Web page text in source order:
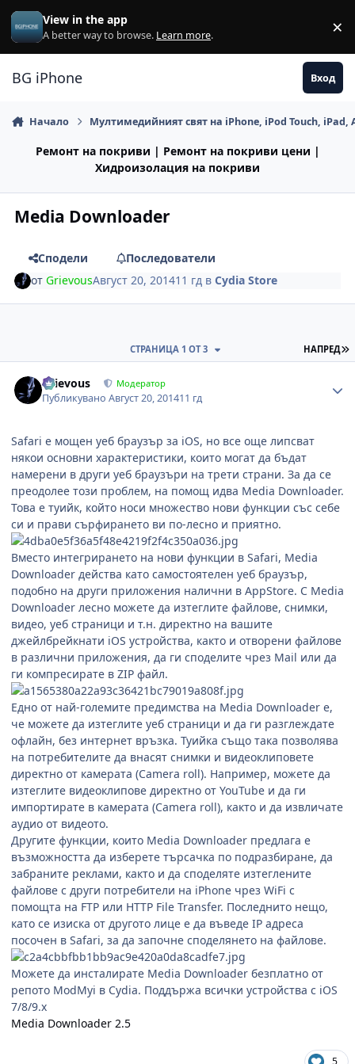
Премини към съдържанието
View in the app
A better way to browse. Learn more. ×
BG iPhone Вход
Начало Мултимедийният свят на iPhone, iPod Touch, iPad,
Ремонт на покриви | Ремонт на покриви цени |
Хидроизолация на покриви
Media Downloader
Сподели
Последователи
отGrievousАвгуст 20, 201411 гд вCydia Store
НАПРЕД
СТРАНИЦА 1 ОТ 3
Grievous Модератор
ПубликуваноАвгуст 20, 201411 гд
Safari е мощен уеб браузър за iOS, но все още липсват
някои основни характеристики, които могат да бъдат
намерени в други уеб браузъри на трети страни. За да се
преодолее този проблем, на помощ идва Media Downloader.
Това е туийк, който носи множество нови функции със себе
си и прави сърфирането ви по-лесно и приятно.
Вместо интегрирането на нови функции в Safari, Media
Downloader действа като самостоятелен уеб браузър,
подобно на други приложения налични в AppStore. С Media
Downloader лесно можете да изтеглите файлове, снимки,
видео, уеб страници и т.н. директно на вашите
джейлбрейкнати iOS устройства, както и отворени файлове
в различни приложения, да ги споделите чрез Mail или да
ги компресирате в ZIP файл.
Едно от най-големите предимства на Media Downloader е,
че можете да изтеглите уеб страници и да ги разглеждате
офлайн, без интернет връзка. Туийка също така позволява
на потребителите да внасят снимки и видеоклиповете
директно от камерата (Camera roll). Например, можете да
изтеглите видеоклипове директно от YouTube и да ги
импортирате в камерата (Camera roll), както и да извличате
аудио от видеото.
Другите функции, които Media Downloader предлага е
възможността да изберете търсачка по подразбиране, да
забраните реклами, както и да споделяте изтеглените
файлове с други потребители на iPhone чрез WiFi с
помощта на FTP или HTTP File Transfer. Последнито нещо,
като се изиска от другото лице е да въведе IP адреса
посочен в Safari, за да започне споделянето на файлове.
Можете да инсталирате Media Downloader безплатно от
репото ModMyi в Cydia. Поддържа всички устройства с iOS
7/8/9.x
Media Downloader 2.5